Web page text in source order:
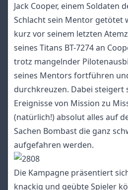
Jack Cooper, einem Soldaten
Schlacht sein Mentor getötet
kurz vor seinem letzten
seines Titans BT-7274 an
trotz mangelnder
seines Mentors fortführen
durchkreuzen. Dabei steigert
Ereignisse von Mission zu
(natürlich!) absolut alles auf
Sachen Bombast die ganz
aufgefahren werden.
Die Kampagne präsentiert
knackig und geübte Spieler